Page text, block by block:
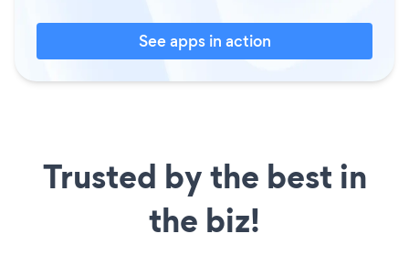
See apps in action
Trusted by the best in
the biz!